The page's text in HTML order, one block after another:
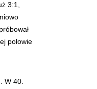
3:1,
połowie
W 40.